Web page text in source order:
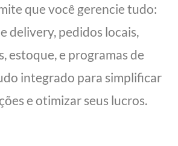
que você gerencie tudo:
delivery, pedidos locais,
estoque, e programas de
integrado para simplificar
e otimizar seus lucros.